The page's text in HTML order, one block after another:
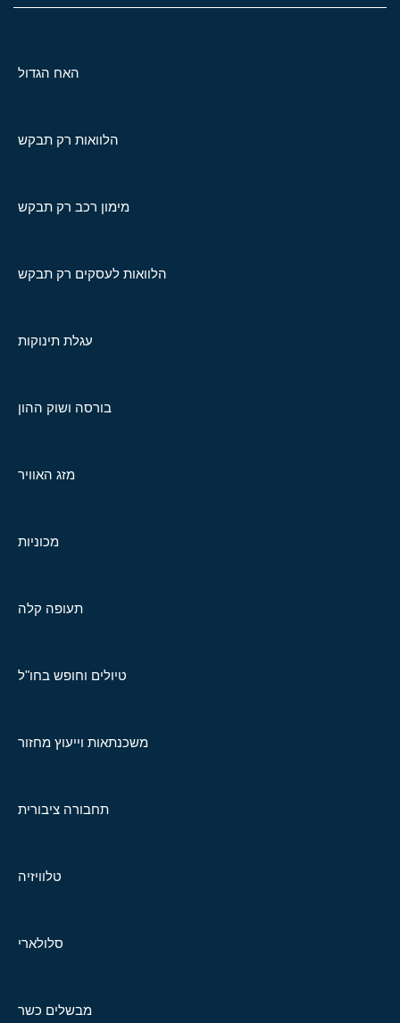
האח הגדול
הלוואות רק תבקש
מימון רכב רק תבקש
הלוואות לעסקים רק תבקש
עגלת תינוקות
בורסה ושוק ההון
מזג האוויר
מכוניות
תעופה קלה
טיולים וחופש בחו"ל
משכנתאות וייעוץ מחזור
תחבורה ציבורית
טלוויזיה
סלולארי
מבשלים כשר